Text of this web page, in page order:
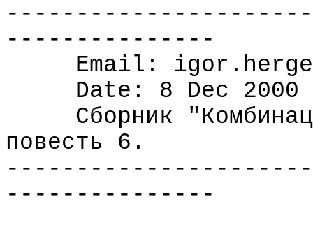
---------------
Email:
Date: 8 Dec 2000
Сборник
повесть 6.
---------------